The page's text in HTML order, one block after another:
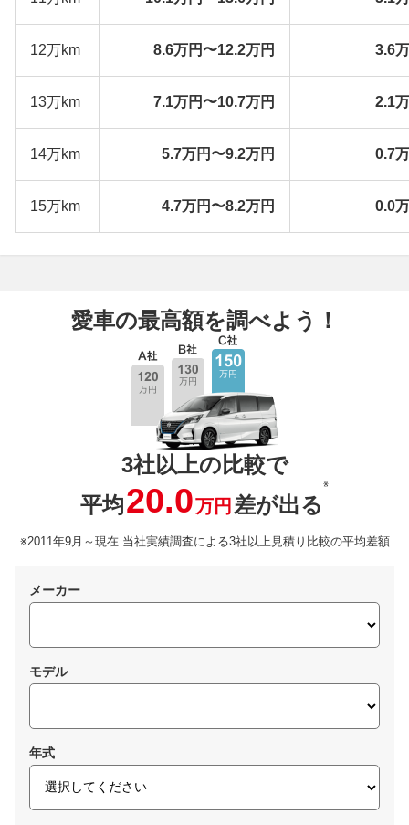
12万km 8.6万円〜12.2万円 3.6
13万km 7.1万円〜10.7万円 2.1
14万km 5.7万円〜9.2万円 0.7
15万km 4.7万円〜8.2万円 0.0
愛車の最高額を調べよう！
3社以上の比較で
平均20.0万円 差が出る
※
※2011年9月～現在 当社実績調査による3社以上見積り比較の平均差額
メーカー
モデル
年式